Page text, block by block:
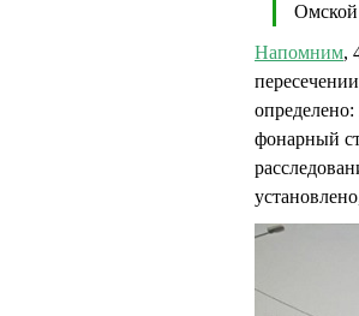
Омской
Напомним,
фонарный